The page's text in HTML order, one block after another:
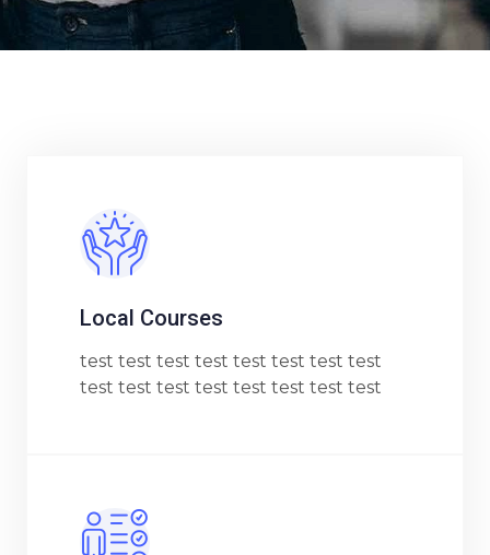
Local Courses
test test test test test test test test
test test test test test test test test